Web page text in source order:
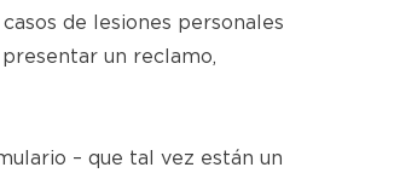
de lesiones personales
un reclamo,
– que tal vez están un